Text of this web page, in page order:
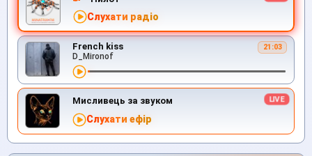
Слухати радіо
French kiss 21:03
D_Mironof
Мисливець за звуком
Слухати ефір